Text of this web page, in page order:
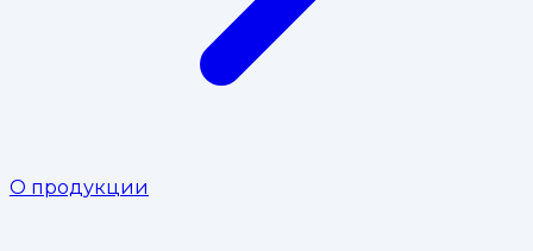
О продукции